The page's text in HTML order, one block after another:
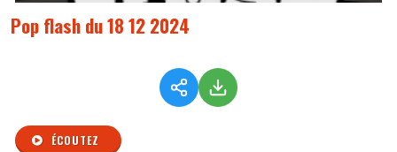
Pop flash du 18 12 2024
ÉCOUTEZ